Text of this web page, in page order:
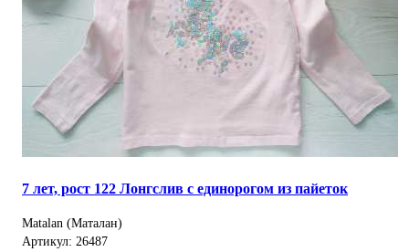
7 лет, рост 122 Лонгслив с единорогом из пайеток
Matalan (Маталан)
Артикул: 26487